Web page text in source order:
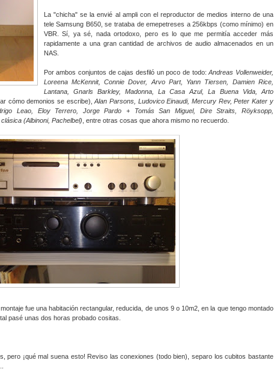
La "chicha" se la envié al ampli con el reproductor de medios interno de una
tele Samsung B650, se trataba de emepetreses a 256kbps (como mínimo) en
VBR. Sí, ya sé, nada ortodoxo, pero es lo que me permitía acceder más
rapidamente a una gran cantidad de archivos de audio almacenados en un
NAS.
Por ambos conjuntos de cajas desfiló un poco de todo:Andreas Vollenweider,
Loreena McKennit, Connie Dover, Arvo Part, Yann Tiersen, Damien Rice,
Lantana, Gnarls Barkley, Madonna, La Casa Azul, La Buena Vida, Arto
cómo demonios se escribe),Alan Parsons, Ludovico Einaudi, Mercury Rev, Peter Kater y
Leao, Eloy Terrero, Jorge Pardo + Tomás San Miguel, Dire Straits, Röyksopp,
clásica (Albinoni, Pachelbel) , entre otras cosas que ahora mismo no recuerdo.
fue una habitación rectangular, reducida, de unos 9 o 10m2, en la que tengo montado
pasé unas dos horas probado cositas.
pero ¡qué mal suena esto! Reviso las conexiones (todo bien), separo los cubitos bastante